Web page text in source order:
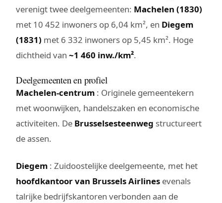
verenigt twee deelgemeenten: Machelen (1830)
met 10 452 inwoners op 6,04 km², en Diegem
(1831) met 6 332 inwoners op 5,45 km². Hoge
dichtheid van ~1 460 inw./km².
Deelgemeenten en profiel
Machelen-centrum : Originele gemeentekern
met woonwijken, handelszaken en economische
activiteiten. De Brusselsesteenweg structureert
de assen.
Diegem : Zuidoostelijke deelgemeente, met het
hoofdkantoor van Brussels Airlines evenals
talrijke bedrijfskantoren verbonden aan de